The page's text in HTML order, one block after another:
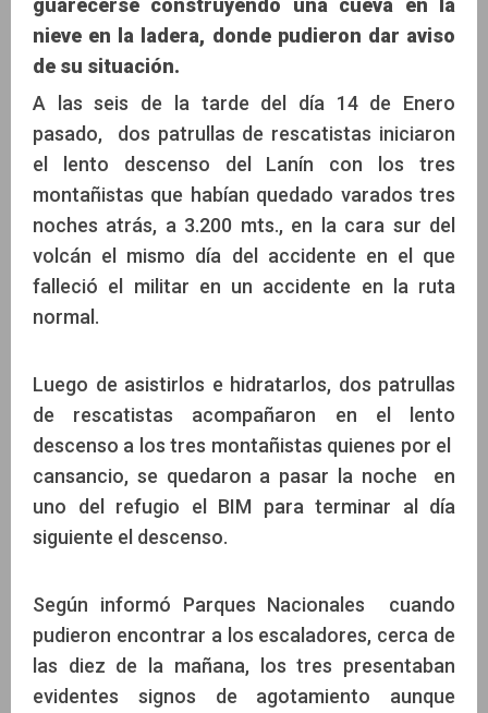
guarecerse construyendo una cueva en la
nieve en la ladera, donde pudieron dar aviso
de su situación.
A las seis de la tarde del día 14 de Enero
pasado, dos patrullas de rescatistas iniciaron
el lento descenso del Lanín con los tres
montañistas que habían quedado varados tres
noches atrás, a 3.200 mts., en la cara sur del
volcán el mismo día del accidente en el que
falleció el militar en un accidente en la ruta
normal.
Luego de asistirlos e hidratarlos, dos patrullas
de rescatistas acompañaron en el lento
descenso a los tres montañistas quienes por el
cansancio, se quedaron a pasar la noche en
uno del refugio el BIM para terminar al día
siguiente el descenso.
Según informó Parques Nacionales cuando
pudieron encontrar a los escaladores, cerca de
las diez de la mañana, los tres presentaban
evidentes signos de agotamiento aunque